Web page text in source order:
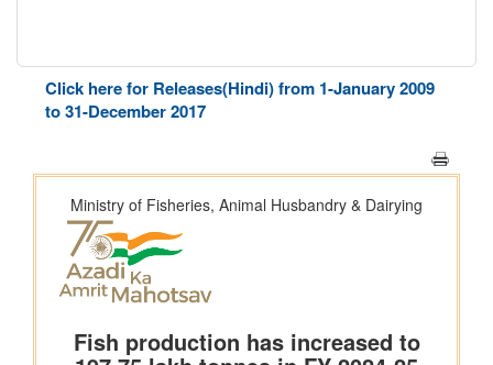
Click here for Releases(Hindi) from 1-January 2009
to 31-December 2017